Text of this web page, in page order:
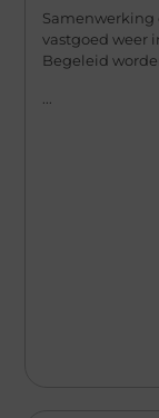
Samenwerking
vastgoed weer
Begeleid